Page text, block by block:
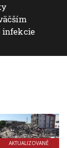
infekcie
AKTUALIZOVANÉ